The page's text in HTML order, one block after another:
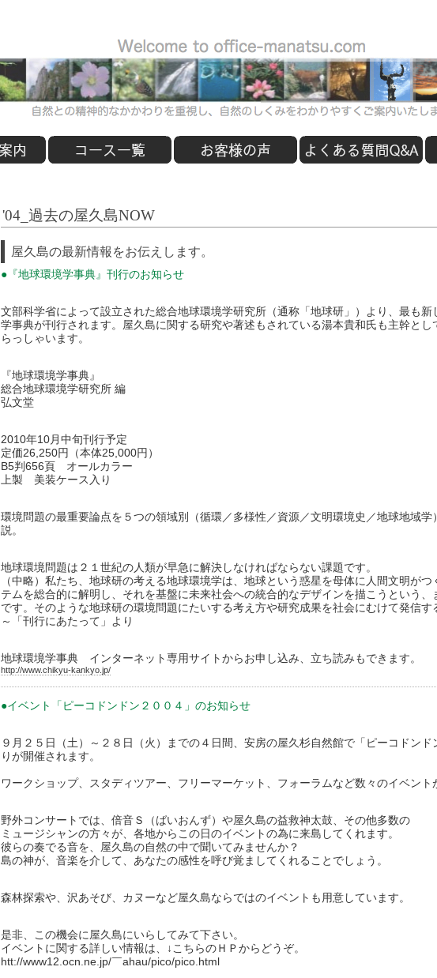
'04_過去の屋久島NOW
屋久島の最新情報をお伝えします。
●『地球環境学事典』刊行のお知らせ
文部科学省によって設立された総合地球環境学研究所（通称「地球研」）より、最も新
学事典が刊行されます。屋久島に関する研究や著述もされている湯本貴和氏も主幹と
らっしゃいます。
『地球環境学事典』
総合地球環境学研究所 編
弘文堂
2010年10月中旬刊行予定
定価26,250円（本体25,000円）
B5判656頁 オールカラー
上製 美装ケース入り
環境問題の最重要論点を５つの領域別（循環／多様性／資源／文明環境史／地球地域学
説。
地球環境問題は２１世紀の人類が早急に解決しなければならない課題です。
（中略）私たち、地球研の考える地球環境学は、地球という惑星を母体に人間文明が
テムを総合的に解明し、それを基盤に未来社会への統合的なデザインを描こうという
です。そのような地球研の環境問題にたいする考え方や研究成果を社会にむけて発信す
～「刊行にあたって」より
地球環境学事典 インターネット専用サイトからお申し込み、立ち読みもできます。
http://www.chikyu-kankyo.jp/
●イベント「ピーコドンドン２００４」のお知らせ
９月２５日（土）～２８日（火）までの４日間、安房の屋久杉自然館で「ピーコドンド
りが開催されます。
ワークショップ、スタディツアー、フリーマーケット、フォーラムなど数々のイベント
野外コンサートでは、倍音Ｓ（ばいおんず）や屋久島の益救神太鼓、その他多数の
ミュージシャンの方々が、各地からこの日のイベントの為に来島してくれます。
彼らの奏でる音を、屋久島の自然の中で聞いてみませんか？
島の神が、音楽を介して、あなたの感性を呼び覚ましてくれることでしょう。
森林探索や、沢あそび、カヌーなど屋久島ならではのイベントも用意しています。
是非、この機会に屋久島にいらしてみて下さい。
イベントに関する詳しい情報は、↓こちらのＨＰからどうぞ。
htt://www12.ocn.ne.jp/￣ahau/pico/pico.html